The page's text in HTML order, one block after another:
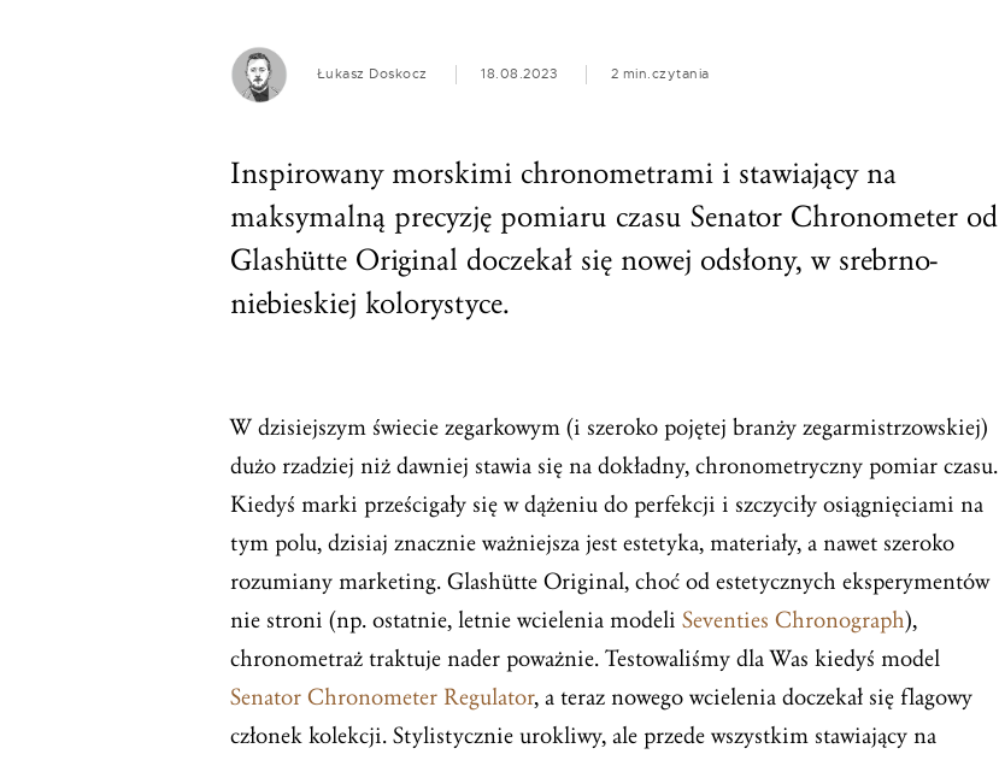
Łukasz Doskocz 18.08.2023 2 min.czytania
Inspirowany morskimi chronometrami i stawiający na
maksymalną precyzję pomiaru czasu Senator Chronometer od
Glashütte Original doczekał się nowej odsłony, w srebrno-
niebieskiej kolorystyce.
W dzisiejszym świecie zegarkowym (i szeroko pojętej branży zegarmistrzowskiej)
dużo rzadziej niż dawniej stawia się na dokładny, chronometryczny pomiar czasu.
Kiedyś marki prześcigały się w dążeniu do perfekcji i szczyciły osiągnięciami na
tym polu, dzisiaj znacznie ważniejsza jest estetyka, materiały, a nawet szeroko
rozumiany marketing. Glashütte Original, choć od estetycznych eksperymentów
nie stroni (np. ostatnie, letnie wcielenia modeli Seventies Chronograph),
chronometraż traktuje nader poważnie. Testowaliśmy dla Was kiedyś model
Senator Chronometer Regulator, a teraz nowego wcielenia doczekał się flagowy
członek kolekcji. Stylistycznie urokliwy, ale przede wszystkim stawiający na